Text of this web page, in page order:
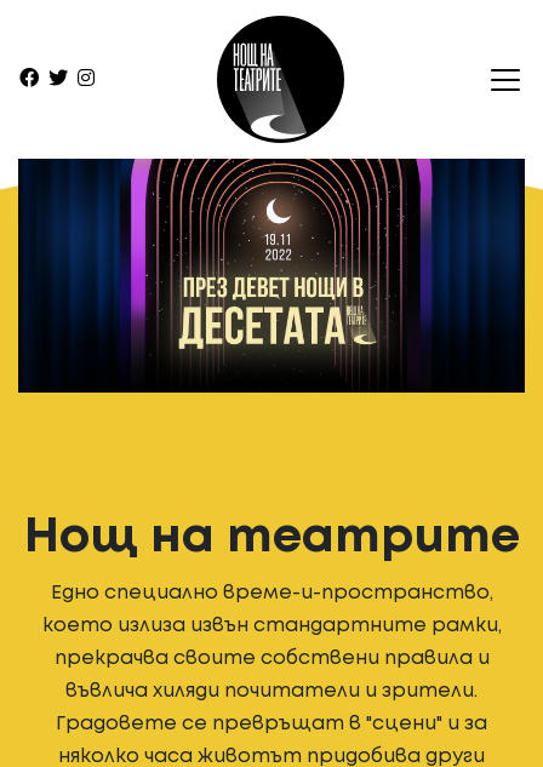
Нощ на театрите
Едно специално време-и-пространство,
което излиза извън стандартните рамки,
прекрачва своите собствени правила и
въвлича хиляди почитатели и зрители.
Градовете се превръщат в "сцени" и за
няколко часа животът придобива други